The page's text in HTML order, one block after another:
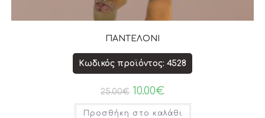
ΠΑΝΤΕΛΟΝΙ
Κωδικός προϊόντος: 4528
25.00€ 10.00€
Προσθήκη στο καλάθι